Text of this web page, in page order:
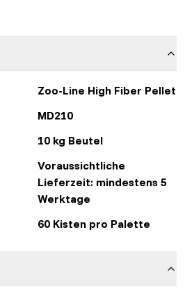
Zoo-Line High Fiber Pellet
MD210
10 kg Beutel
Voraussichtliche
Lieferzeit: mindestens 5
Werktage
60 Kisten pro Palette